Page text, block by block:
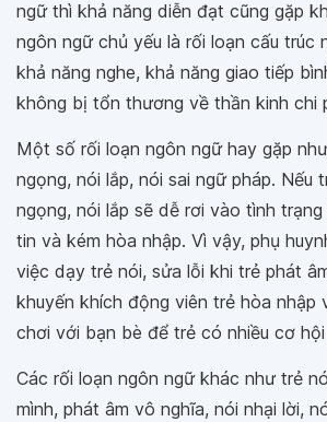
ngữ thì khả năng diễn đạt cũng gặp
ngôn ngữ chủ yếu là rối loạn cấu trúc
khả năng nghe, khả năng giao tiếp
không bị tổn thương về thần kinh chi
Một số rối loạn ngôn ngữ hay gặp
ngọng, nói lắp, nói sai ngữ pháp. Nếu
ngọng, nói lắp sẽ dễ rơi vào tình
tin và kém hòa nhập. Vì vậy, phụ
việc dạy trẻ nói, sửa lỗi khi trẻ phát
khuyến khích động viên trẻ hòa nhập
chơi với bạn bè để trẻ có nhiều cơ
Các rối loạn ngôn ngữ khác như trẻ
mình, phát âm vô nghĩa, nói nhại lời,